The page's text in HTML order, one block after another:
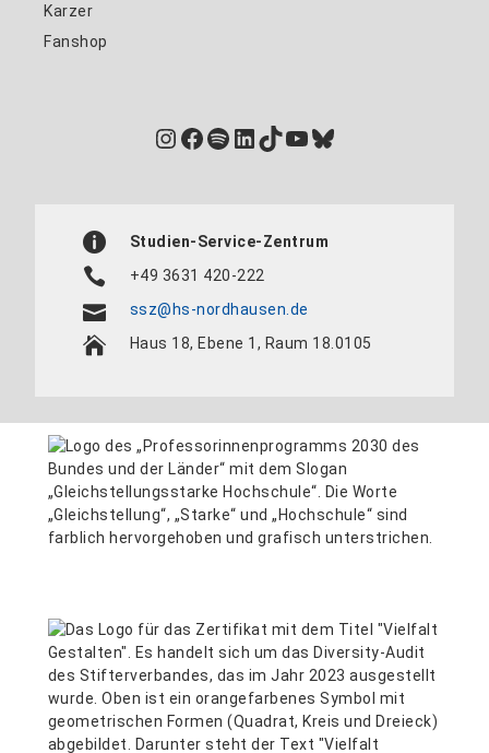
Karzer
Fanshop
Instagram
Facebook
Spotify
LinkedIn
TikTok
YouTube
Bluesky
Studien-Service-Zentrum
+49 3631 420-222
ssz@hs-nordhausen.de
Haus 18, Ebene 1, Raum 18.0105